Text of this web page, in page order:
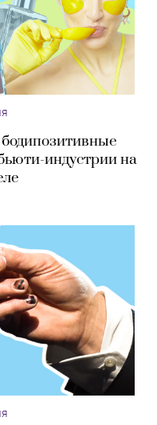
индустрии на